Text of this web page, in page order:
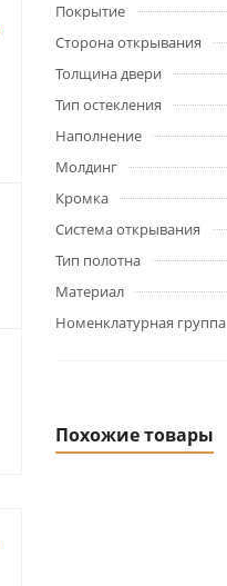
Покрытие
Сторона открывания
Толщина двери
Тип остекления
Наполнение
Молдинг
Кромка
Система открывания
Тип полотна
Материал
Номенклатурная группа
Похожие товары